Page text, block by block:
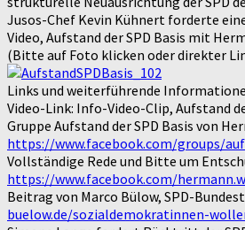
Jusos-Chef Kevin Kühnert forderte
Video, Aufstand der SPD Basis mit
(Bitte auf Foto klicken oder direkter
Links und weiterführende
Video-Link: Info-Video-Clip, Aufstand
Gruppe Aufstand der SPD Basis von
https://www.facebook.com/groups/
Vollständige Rede und Bitte um
https://www.facebook.com/
Beitrag von Marco Bülow, SPD-
buelow.de/sozialdemokratinnen-